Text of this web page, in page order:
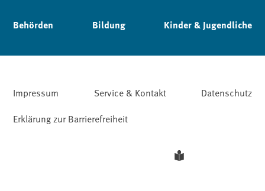
Behörden Bildung Kinder & Jugendliche
Impressum Service & Kontakt
Datenschutz
Erklärung zur Barrierefreiheit